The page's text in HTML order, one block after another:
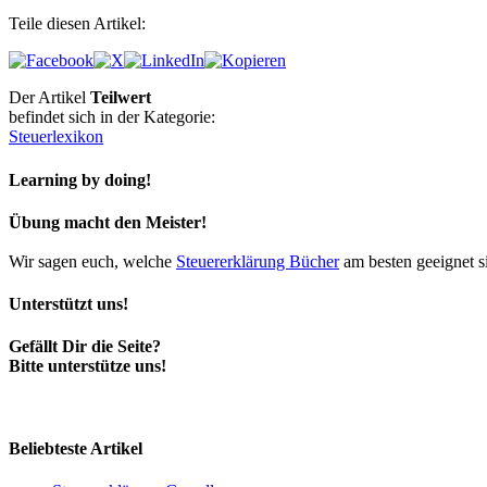
Teile diesen Artikel:
Der Artikel Teilwert
befindet sich in der Kategorie:
Steuerlexikon
Learning by doing!
Übung macht den Meister!
Wir sagen euch, welche Steuererklärung Bücheram besten geeignet
Unterstützt uns!
Gefällt Dir die Seite?
Bitte unterstütze uns!
Beliebteste Artikel